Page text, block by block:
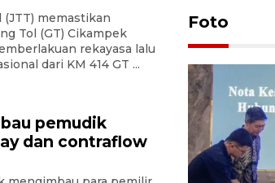
(JTT) memastikan
Tol (GT) Cikampek
rekayasa lalu
dari KM 414 GT ...
pemudik
dan contraflow
Foto